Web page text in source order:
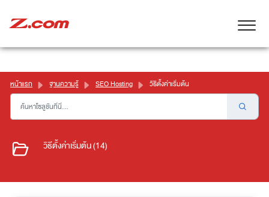
หน้าแรก ฐานความรู้ SEO Hosting วิธีตั้งค่าเริ่มต้น
วิธีตั้งค่าเริ่มต้น (14)